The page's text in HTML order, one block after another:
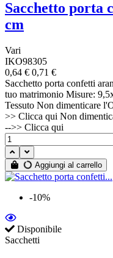
Sacchetto porta
cm
Vari
IKO98305
0,64 € 0,71 €
Sacchetto porta confetti
tuo matrimonio Misure:
Tessuto Non dimenticare
>> Clicca qui Non
-->> Clicca qui
Aggiungi al carrello
-10%
Disponibile
Sacchetti